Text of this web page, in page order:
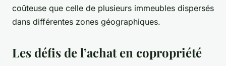
coûteuse que celle de plusieurs immeubles dispersés
dans différentes zones géographiques.
Les défis de l’achat en copropriété